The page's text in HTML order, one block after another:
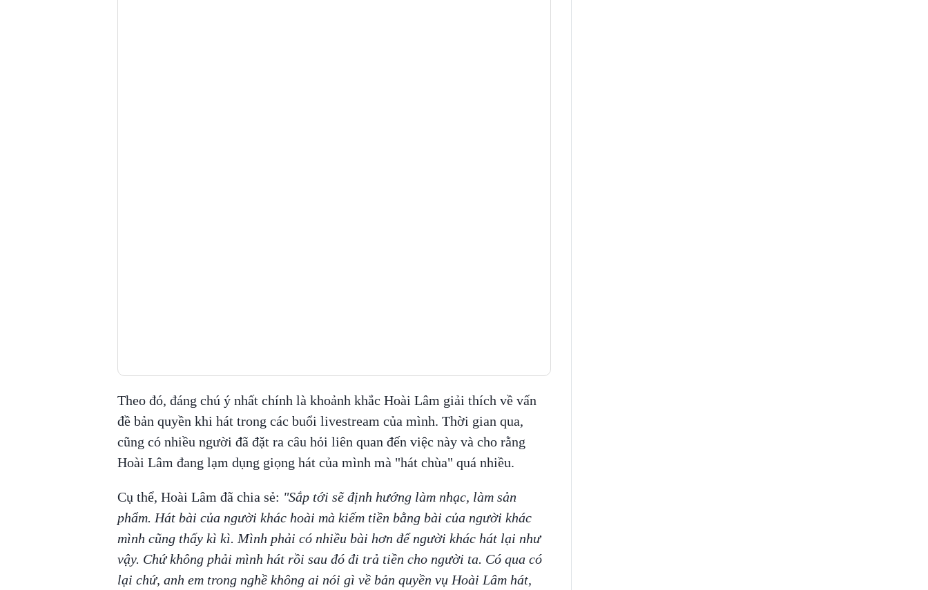
Theo đó, đáng chú ý nhất chính là khoảnh khắc Hoài Lâm giải thích về vấn
đề bản quyền khi hát trong các buổi livestream của mình. Thời gian qua,
cũng có nhiều người đã đặt ra câu hỏi liên quan đến việc này và cho rằng
Hoài Lâm đang lạm dụng giọng hát của mình mà "hát chùa" quá nhiều.
Cụ thể, Hoài Lâm đã chia sẻ: "Sắp tới sẽ định hướng làm nhạc, làm sản
phẩm. Hát bài của người khác hoài mà kiếm tiền bằng bài của người khác
mình cũng thấy kì kì. Mình phải có nhiều bài hơn để người khác hát lại như
vậy. Chứ không phải mình hát rồi sau đó đi trả tiền cho người ta. Có qua có
lại chứ, anh em trong nghề không ai nói gì về bản quyền vụ Hoài Lâm hát,